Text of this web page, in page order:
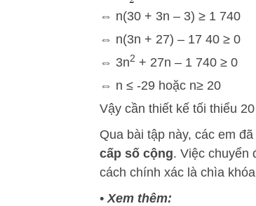
⇔ n(30 + 3n – 3) ≥ 1 740
⇔ n(3n + 27) – 17 40 ≥ 0
⇔ 3n2 + 27n – 1 740 ≥ 0
⇔ n ≤ -29 hoặc n≥ 20
Vậy cần thiết kế tối thiểu
Qua bài tập này, các em
cấp số cộng. Việc chuyển
cách chính xác là chìa
• Xem thêm: